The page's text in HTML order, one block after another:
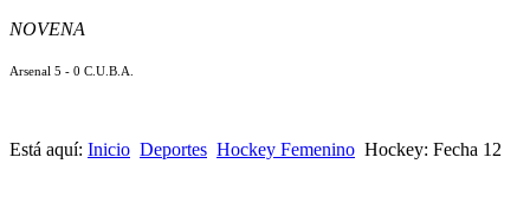
NOVENA
Arsenal 5 - 0 C.U.B.A.
Está aquí: Inicio Deportes Hockey Femenino Hockey: Fecha 12